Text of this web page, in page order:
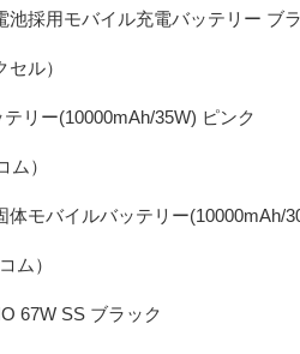
採用モバイル充電バッテリー ブ
ル）
リー(10000mAh/35W) ピンク
ム）
モバイルバッテリー(10000mAh/
ム）
67W SS ブラック